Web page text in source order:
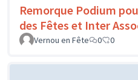
Remorque Podium
des Fêtes et Inter
Vernou en Fête
0 0